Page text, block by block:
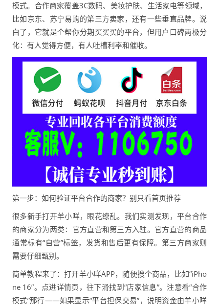
模式。合作商家覆盖3C数码、美妆护肤、生活家电等领域，
比如京东、苏宁易购的第三方卖家，还有一些垂直品牌。说
白了，它就是个帮你分期买买买的平台，但用户口碑两极分
化：有人觉得方便，有人吐槽利率和催收。
第一步：如何验证平台合作的商家？别只看首页推荐
很多新手打开羊小咩，眼花缭乱。我们实测发现，平台合作
的商家分为两类：官方直营和第三方入驻。官方直营的商品
通常标有“自营”标签，发货和售后更有保障。第三方商家则
需要仔细甄别。
简单教程来了：打开羊小咩APP，随便搜个商品，比如“iPho
ne 16”。点进详情页，往下滑找到“店家信息”。注意看“合作
模式”那行——如果显示“平台担保交易”，说明资金由羊小咩